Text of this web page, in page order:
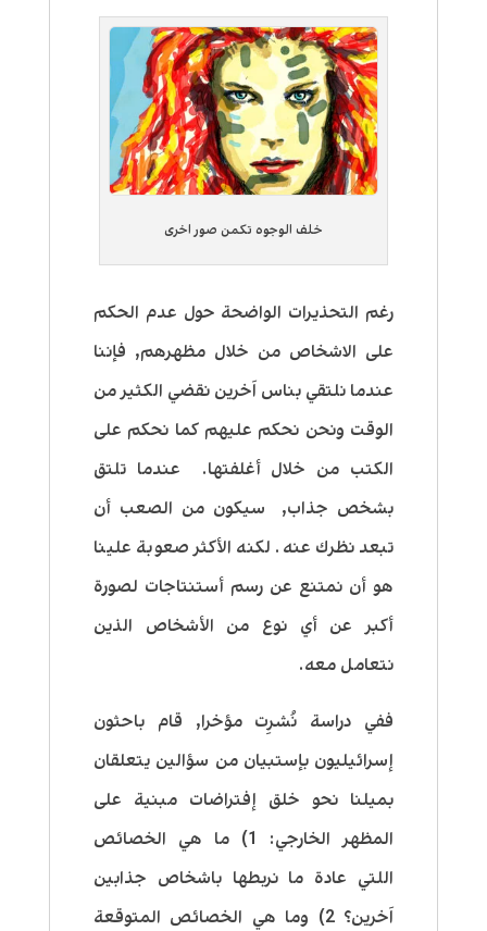
خلف الوجوه تكمن صور اخرى
رغم التحذيرات الواضحة حول عدم الحكم
على الاشخاص من خلال مظهرهم, فإننا
عندما نلتقي بناس اَخرين نقضي الكثير من
الوقت ونحن نحكم عليهم كما نحكم على
الكتب من خلال أغلفتها. عندما تلتق
بشخص جذاب, سيكون من الصعب أن
تبعد نظرك عنه. لكنه الأكثر صعوبة علينا
هو أن نمتنع عن رسم أستنتاجات لصورة
أكبر عن أي نوع من الأشخاص الذين
نتعامل معه.
ففي دراسة نُشرِت مؤخرا, قام باحثون
إسرائيليون بإستبيان من سؤالين يتعلقان
بميلنا نحو خلق إفتراضات مبنية على
المظهر الخارجي: 1) ما هي الخصائص
اللتي عادة ما نربطها باشخاص جذابين
اَخرين؟ 2) وما هي الخصائص المتوقعة